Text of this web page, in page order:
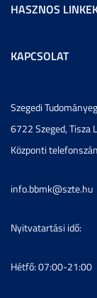
HASZNOS
KAPCSOLAT
Szegedi
6722 Szeged, Tisza
Központi
info.bbmk@szte.hu
Nyitvatartási idő:
Hétfő: 07:00-21:00